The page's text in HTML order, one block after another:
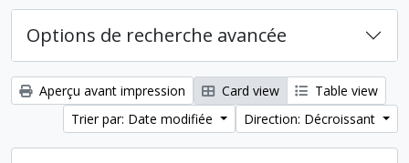
Options de recherche avancée
Aperçu avant impression Card view
Table view
Trier par: Date modifiée
Direction: Décroissant